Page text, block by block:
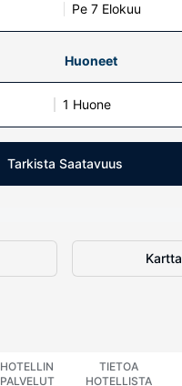
Pe 7 Elokuu
Huoneet
1 Huone
Tarkista Saatavuus
Kartta
HOTELLIN
PALVELUT
TIETOA
HOTELLISTA